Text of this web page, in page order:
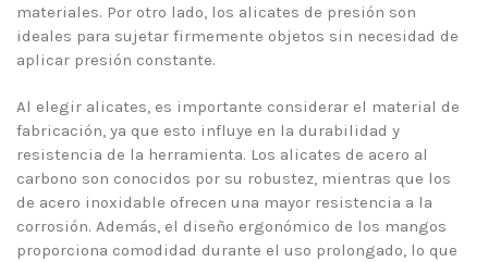
materiales. Por otro lado, los alicates de presión son
ideales para sujetar firmemente objetos sin necesidad de
aplicar presión constante.
Al elegir alicates, es importante considerar el material de
fabricación, ya que esto influye en la durabilidad y
resistencia de la herramienta. Los alicates de acero al
carbono son conocidos por su robustez, mientras que los
de acero inoxidable ofrecen una mayor resistencia a la
corrosión. Además, el diseño ergonómico de los mangos
proporciona comodidad durante el uso prolongado, lo que